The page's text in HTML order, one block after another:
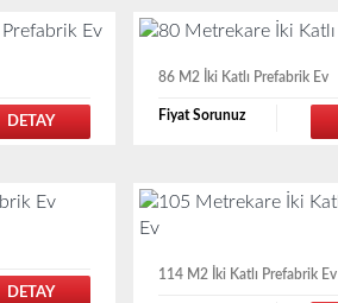
DETAY
86 M2 İki Katlı Prefabrik Ev
Fiyat Sorunuz
DETAY
114 M2 İki Katlı Prefabrik Ev